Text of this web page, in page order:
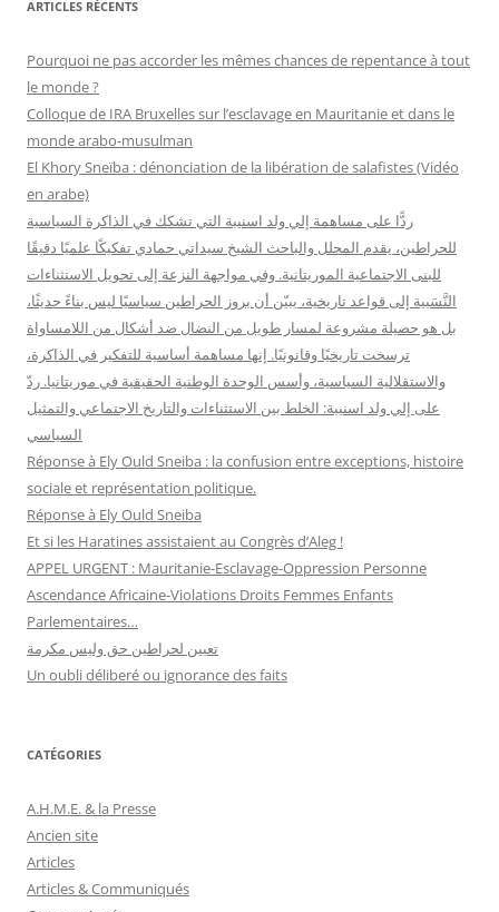
r
c
h
r
ARTICLES RÉCENTS
Pourquoi ne pas accorder les mêmes chances de repentance à tout
le monde ?
Colloque de IRA Bruxelles sur l’esclavage en Mauritanie et dans le
monde arabo-musulman
El Khory Sneïba : dénonciation de la libération de salafistes (Vidéo
en arabe)
ردًّا على مساهمة إلي ولد اسنيبة التي تشكك في الذاكرة السياسية
للحراطين، يقدم المحلل والباحث الشيخ سيداتي حمادي تفكيكًا علميًا دقيقًا
للبنى الاجتماعية الموريتانية. وفي مواجهة النزعة إلى تحويل الاستثناءات
النَّسَبية إلى قواعد تاريخية، يبيّن أن بروز الحراطين سياسيًا ليس بناءً حديثًا،
بل هو حصيلة مشروعة لمسار طويل من النضال ضد أشكال من اللامساواة
ترسخت تاريخيًا وقانونيًا. إنها مساهمة أساسية للتفكير في الذاكرة،
والاستقلالية السياسية، وأسس الوحدة الوطنية الحقيقية في موريتانيا. ردّ
على إلي ولد اسنيبة: الخلط بين الاستثناءات والتاريخ الاجتماعي والتمثيل
السياسي
Réponse à Ely Ould Sneiba : la confusion entre exceptions, histoire
sociale et représentation politique.
Réponse à Ely Ould Sneiba
Et si les Haratines assistaient au Congrès d’Aleg !
APPEL URGENT : Mauritanie-Esclavage-Oppression Personne
Ascendance Africaine-Violations Droits Femmes Enfants
Parlementaires…
تعيين لحراطين حق وليس مكرمة
Un oubli déliberé ou ignorance des faits
CATÉGORIES
A.H.M.E. & la Presse
Ancien site
Articles
Articles & Communiqués